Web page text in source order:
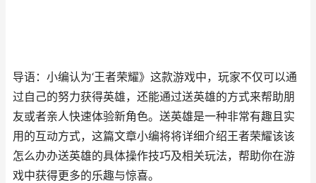
导语：小编认为‘王者荣耀》这款游戏中，玩家不仅可以通
过自己的努力获得英雄，还能通过送英雄的方式来帮助朋
友或者亲人快速体验新角色。送英雄是一种非常有趣且实
用的互动方式，这篇文章小编将将详细介绍王者荣耀该该
怎么办办送英雄的具体操作技巧及相关玩法，帮助你在游
戏中获得更多的乐趣与惊喜。